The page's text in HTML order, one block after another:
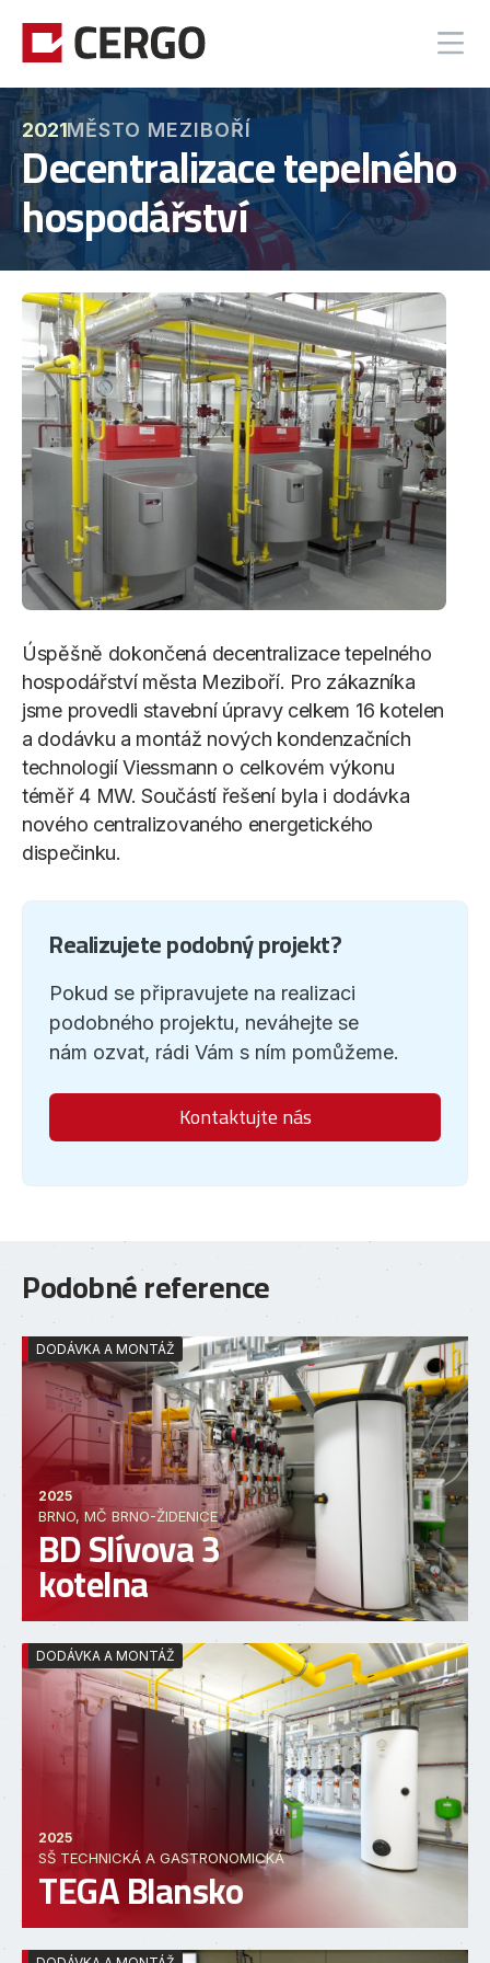
2021MĚSTO MEZIBOŘÍ
Decentralizace tepelného
hospodářství
Úspěšně dokončená decentralizace tepelného
hospodářství města Meziboří. Pro zákazníka
jsme provedli stavební úpravy celkem 16 kotelen
a dodávku a montáž nových kondenzačních
technologií Viessmann o celkovém výkonu
téměř 4 MW. Součástí řešení byla i dodávka
nového centralizovaného energetického
dispečinku.
Realizujete podobný projekt?
Pokud se připravujete na realizaci
podobného projektu, neváhejte se
nám ozvat, rádi Vám s ním pomůžeme.
Kontaktujte nás
Podobné reference
DODÁVKA A MONTÁŽ
2025
BRNO, MČ BRNO-ŽIDENICE
BD Slívova 3
kotelna
DODÁVKA A MONTÁŽ
2025
SŠ TECHNICKÁ A GASTRONOMICKÁ
TEGA Blansko